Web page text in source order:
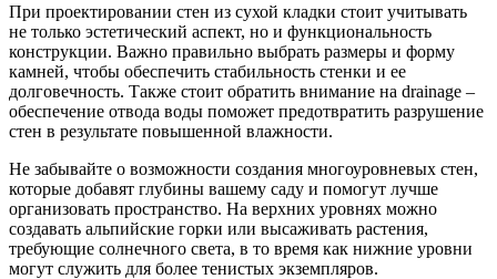
При проектировании стен из сухой кладки стоит учитывать
не только эстетический аспект, но и функциональность
конструкции. Важно правильно выбрать размеры и форму
камней, чтобы обеспечить стабильность стенки и ее
долговечность. Также стоит обратить внимание на drainage –
обеспечение отвода воды поможет предотвратить разрушение
стен в результате повышенной влажности.
Не забывайте о возможности создания многоуровневых стен,
которые добавят глубины вашему саду и помогут лучше
организовать пространство. На верхних уровнях можно
создавать альпийские горки или высаживать растения,
требующие солнечного света, в то время как нижние уровни
могут служить для более тенистых экземпляров.